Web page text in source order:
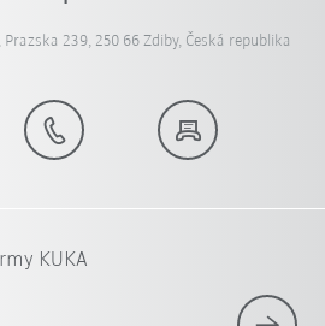
Prazska 239, 250 66 Zdiby, Česká republika
KUKA